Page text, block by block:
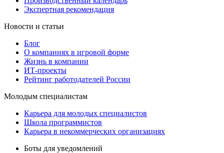
Экспертная рекомендация
Новости и статьи
Блог
О компаниях в игровой форме
Жизнь в компании
ИТ-проекты
Рейтинг работодателей России
Молодым специалистам
Карьера для молодых специалистов
Школа программистов
Карьера в некоммерческих организациях
Боты для уведомлений